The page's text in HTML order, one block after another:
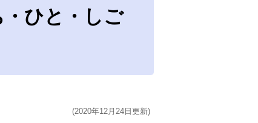
ひと・しご
(2020年12月24日更新)